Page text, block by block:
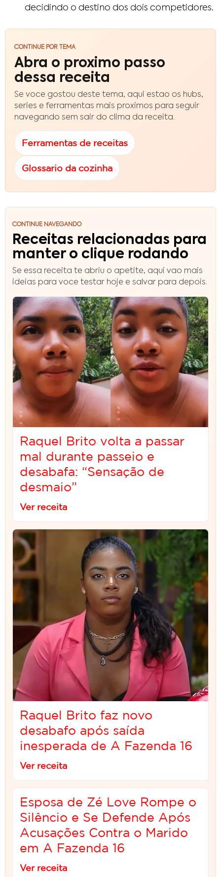
decidindo o destino dos dois competidores.
CONTINUE POR TEMA
Abra o proximo passo
dessa receita
Se voce gostou deste tema, aqui estao os hubs,
series e ferramentas mais proximos para seguir
navegando sem sair do clima da receita.
Ferramentas de receitas
Glossario da cozinha
CONTINUE NAVEGANDO
Receitas relacionadas para
manter o clique rodando
Se essa receita te abriu o apetite, aqui vao mais
ideias para voce testar hoje e salvar para depois.
Raquel Brito volta a passar
mal durante passeio e
desabafa: “Sensação de
desmaio”
Ver receita
Raquel Brito faz novo
desabafo após saída
inesperada de A Fazenda 16
Ver receita
Esposa de Zé Love Rompe o
Silêncio e Se Defende Após
Acusações Contra o Marido
em A Fazenda 16
Ver receita